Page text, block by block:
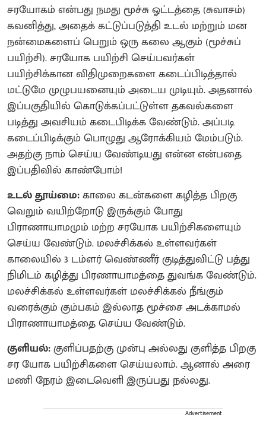
சரயோகம் என்பது நமது மூச்சு ஓட்டத்தை (சுவாசம்)
கவனித்து, அதைக் கட்டுப்படுத்தி உடல் மற்றும் மன
நன்மைகளைப் பெறும் ஒரு கலை ஆகும் (மூச்சுப்
பயிற்சி). சரயோக பயிற்சி செய்பவர்கள்
பயிற்சிக்கான விதிமுறைகளை கடைப்பிடித்தால்
மட்டுமே முழுபயனையும் அடைய முடியும். அதனால்
இப்பகுதியில் கொடுக்கப்பட்டுள்ள தகவல்களை
படித்து அவசியம் கடைபிடிக்க வேண்டும். அப்படி
கடைப்பிடிக்கும் பொழுது ஆரோக்கியம் மேம்படும்.
அதற்கு நாம் செய்ய வேண்டியது என்ன என்பதை
இப்பதிவில் காண்போம்!
உடல் தூய்மை:காலை கடன்களை கழித்த பிறகு
வெறும் வயிற்றோடு இருக்கும் போது
பிராணாயாமமும் மற்ற சரயோக பயிற்சிகளையும்
செய்ய வேண்டும். மலச்சிக்கல் உள்ளவர்கள்
காலையில் 3 டம்ளர் வெண்ணீர் குடித்துவிட்டு பத்து
நிமிடம் கழித்து பிரணாயாமத்தை துவங்க வேண்டும்.
மலச்சிக்கல் உள்ளவர்கள் மலச்சிக்கல் நீங்கும்
வரைக்கும் கும்பகம் இல்லாத மூச்சை அடக்காமல்
பிராணாயாமத்தை செய்ய வேண்டும்.
குளியல்:குளிப்பதற்கு முன்பு அல்லது குளித்த பிறகு
சர யோக பயிற்சிகளை செய்யலாம். ஆனால் அரை
மணி நேரம் இடைவெளி இருப்பது நல்லது.
Advertisement